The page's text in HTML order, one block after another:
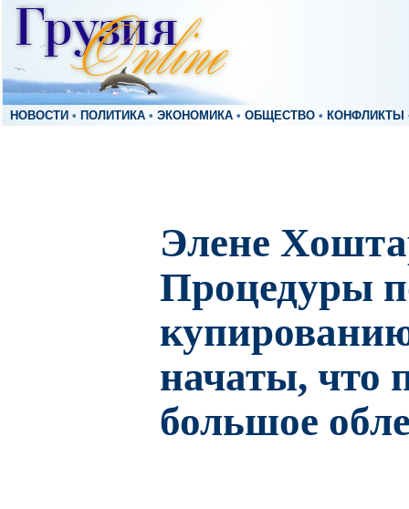
НОВОСТИ • ПОЛИТИКА • ЭКОНОМИКА • ОБЩЕСТВО • КОНФЛИКТЫ
Элене
Процедуры
начаты, что
большое